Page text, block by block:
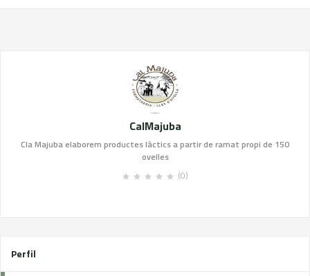
CalMajuba
Cla Majuba elaborem productes làctics a partir de ramat propi de 150
ovelles
(0)
Perfil